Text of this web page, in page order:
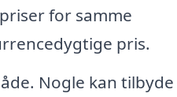
for samme
pris.
Nogle kan tilbyde